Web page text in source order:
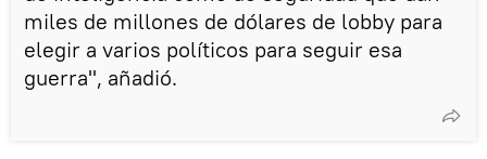
miles de millones de dólares de lobby para
elegir a varios políticos para seguir esa
guerra", añadió.